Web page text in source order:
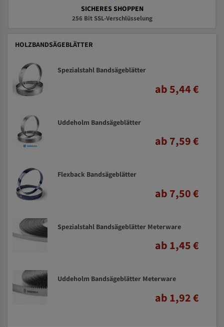
SICHERES SHOPPEN
256 Bit SSL-Verschlüsselung
HOLZBANDSÄGEBLÄTTER
Spezialstahl Bandsägeblätter
ab 5,44 €
Uddeholm Bandsägeblätter
ab 7,59 €
Flexback Bandsägeblätter
ab 7,50 €
Spezialstahl Bandsägeblätter Meterware
ab 1,45 €
Uddeholm Bandsägeblätter Meterware
ab 1,92 €